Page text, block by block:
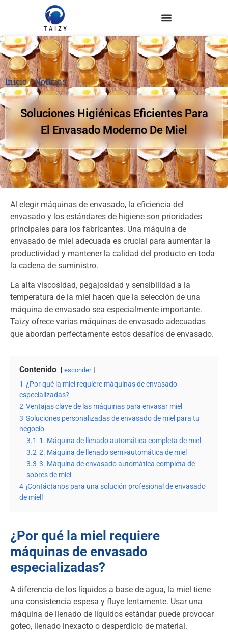
Inicio»Noticias
Soluciones Higiénicas Eficientes Para
El Envasado Moderno De Miel
Al elegir máquinas de envasado, la eficiencia del
envasado y los estándares de higiene son prioridades
principales para los fabricantes. Una máquina de
envasado de miel adecuada es crucial para aumentar la
productividad y mantener la calidad del producto en toda
la cadena de suministro.
La alta viscosidad, pegajosidad y sensibilidad a la
temperatura de la miel hacen que la selección de una
máquina de envasado sea especialmente importante.
Taizy ofrece varias máquinas de envasado adecuadas
que abordan perfectamente estos desafíos de envasado.
Contenido esconder
1 ¿Por qué la miel requiere máquinas de envasado
especializadas?
2 Ventajas clave de las máquinas para envasar miel
3 Soluciones personalizadas de envasado de miel para tu
negocio
3.1 1. Máquina de llenado automática completa de miel
3.2 2. Máquina de llenado semi-automática de miel
3.3 3. Máquina de envasado automática completa de
sobres de miel
4 ¡Contáctanos para una solución profesional de envasado
de miel!
¿Por qué la miel requiere
máquinas de envasado
especializadas?
A diferencia de los líquidos a base de agua, la miel tiene
una consistencia espesa y fluye lentamente. Usar una
máquina de llenado de líquidos estándar puede provocar
goteo, llenado inexacto o desperdicio de material.